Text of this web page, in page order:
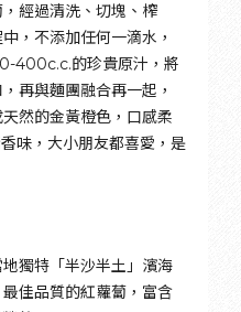
經過清洗、切塊、榨
，不添加任何一滴水，
400c.c.的珍貴原汁，將
再與麵團融合再一起，
然的金黃橙色，口感柔
味，大小朋友都喜愛，是
獨特「半沙半土」濱海
佳品質的紅蘿蔔，富含